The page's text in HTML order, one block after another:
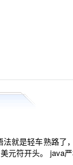
就是轻车熟路
符开头。 java